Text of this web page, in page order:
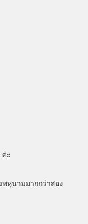
ค่ะ
พหุนามมากกว่าสอง